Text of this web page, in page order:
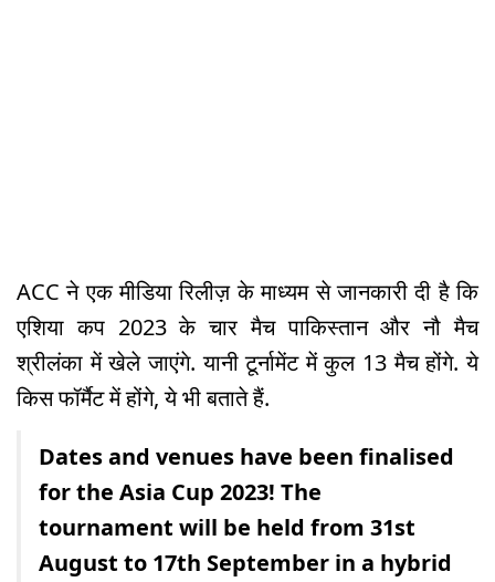
ACC ने एक मीडिया रिलीज़ के माध्यम से जानकारी दी है कि
एशिया कप 2023 के चार मैच पाकिस्तान और नौ मैच
श्रीलंका में खेले जाएंगे. यानी टूर्नामेंट में कुल 13 मैच होंगे. ये
किस फॉर्मैट में होंगे, ये भी बताते हैं.
Dates and venues have been finalised
for the Asia Cup 2023! The
tournament will be held from 31st
August to 17th September in a hybrid